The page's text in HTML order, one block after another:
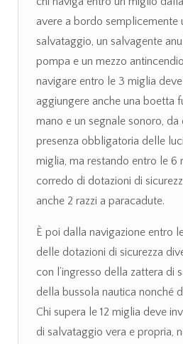
avere a bordo semplicemente
salvataggio, un salvagente
pompa e un mezzo
navigare entro le 3 miglia
aggiungere anche una boetta
mano e un segnale sonoro,
presenza obbligatoria delle
miglia, ma restando entro le 6
corredo di dotazioni di
anche 2 razzi a paracadute.
È poi dalla navigazione entro
delle dotazioni di sicurezza
con l’ingresso della zattera di
della bussola nautica nonché
Chi supera le 12 miglia deve
di salvataggio vera e propria,